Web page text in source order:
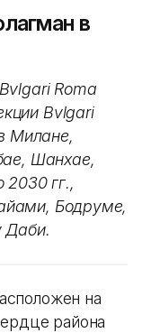
в
Roma
Bvlgari
Милане,
Шанхае,
2030 гг.,
Бодруме,
Даби.
на
района